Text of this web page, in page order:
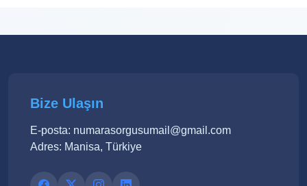
Bize Ulaşın
E-posta: numarasorgusumail@gmail.com
Adres: Manisa, Türkiye